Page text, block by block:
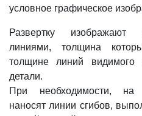
условное графическое
Развертку
линиями, толщина
толщине линий видимого
детали.
При необходимости, на
наносят линии сгибов,